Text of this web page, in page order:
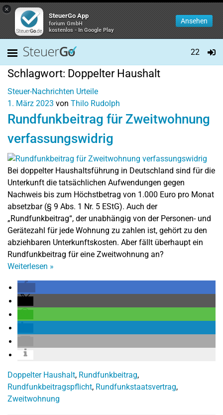
×
SteuerGo App
forium GmbH
kostenlos - In Google Play
Ansehen
22
Schlagwort: Doppelter Haushalt
Steuer-Nachrichten Urteile
1. März 2023 von Thilo Rudolph
Rundfunkbeitrag für Zweitwohnung
verfassungswidrig
Bei doppelter Haushaltsführung in Deutschland sind für die
Unterkunft die tatsächlichen Aufwendungen gegen
Nachweis bis zum Höchstbetrag von 1.000 Euro pro Monat
absetzbar (§ 9 Abs. 1 Nr. 5 EStG). Auch der
„Rundfunkbeitrag“, der unabhängig von der Personen- und
Gerätezahl für jede Wohnung zu zahlen ist, gehört zu den
abziehbaren Unterkunftskosten. Aber fällt überhaupt ein
Rundfunkbeitrag für eine Zweitwohnung an?
Weiterlesen »
Doppelter Haushalt, Rundfunkbeitrag,
Rundfunkbeitragspflicht, Rundfunkstaatsvertrag,
Zweitwohnung